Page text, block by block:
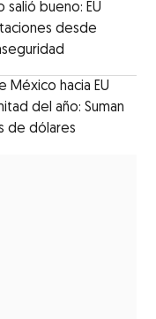
salió bueno: EU
desde
México hacia EU
del año: Suman
de dólares